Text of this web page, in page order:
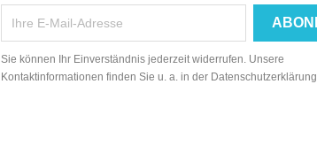
Sie können Ihr Einverständnis jederzeit widerrufen. Unsere
Kontaktinformationen finden Sie u. a. in der Datenschutzerklärung.